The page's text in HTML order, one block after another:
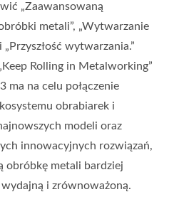
„Zaawansowaną
metali”, „Wytwarzanie
wytwarzania.”
Rolling in Metalworking”
ma na celu połączenie
obrabiarek i
modeli oraz
innowacyjnych rozwiązań,
obróbkę metali bardziej
i zrównoważoną.